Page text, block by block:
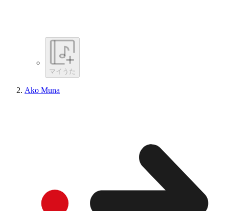
マイうた
Ako Muna